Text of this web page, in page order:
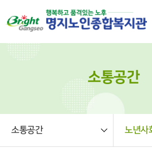
소통공간
소통공간